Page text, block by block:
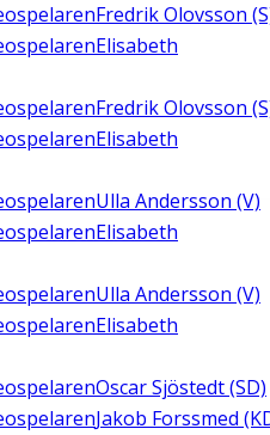
Fredrik Olovsson
Elisabeth
Fredrik Olovsson
Elisabeth
Ulla Andersson (V)
Elisabeth
Ulla Andersson (V)
Elisabeth
Oscar Sjöstedt (SD)
Jakob Forssmed